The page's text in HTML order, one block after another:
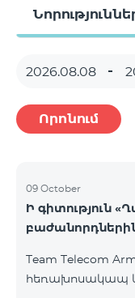
Որոնում
09 October
Ի գիտություն
Team Telecom
հեռախոսակապ